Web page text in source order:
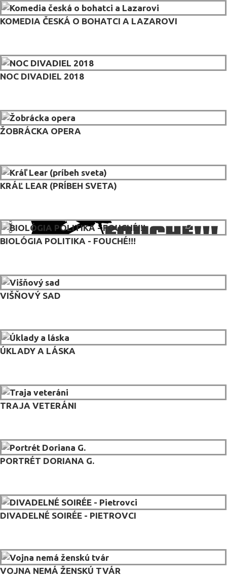
KOMEDIA ČESKÁ O BOHATCI A LAZAROVI
NOC DIVADIEL 2018
ŽOBRÁCKA OPERA
KRÁĽ LEAR (PRÍBEH SVETA)
BIOLÓGIA POLITIKA - FOUCHÉ!!!
VIŠŇOVÝ SAD
ÚKLADY A LÁSKA
TRAJA VETERÁNI
PORTRÉT DORIANA G.
DIVADELNÉ SOIRÉE - PIETROVCI
VOJNA NEMÁ ŽENSKÚ TVÁR